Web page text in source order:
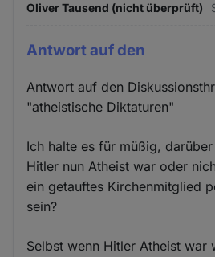
Oliver Tausend (nicht überprüft)
Antwort auf den
Antwort auf den
"atheistische Diktaturen"
Ich halte es für müßig,
Hitler nun Atheist war oder
ein getauftes Kirchenmitglied
sein?
Selbst wenn Hitler Atheist war